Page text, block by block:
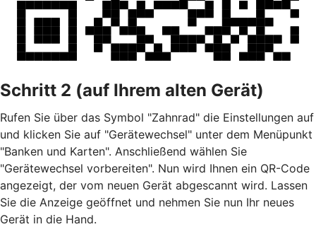
Schritt 2 (auf Ihrem alten Gerät)
Rufen Sie über das Symbol "Zahnrad" die Einstellungen auf
und klicken Sie auf "Gerätewechsel" unter dem Menüpunkt
"Banken und Karten". Anschließend wählen Sie
"Gerätewechsel vorbereiten". Nun wird Ihnen ein QR-Code
angezeigt, der vom neuen Gerät abgescannt wird. Lassen
Sie die Anzeige geöffnet und nehmen Sie nun Ihr neues
Gerät in die Hand.